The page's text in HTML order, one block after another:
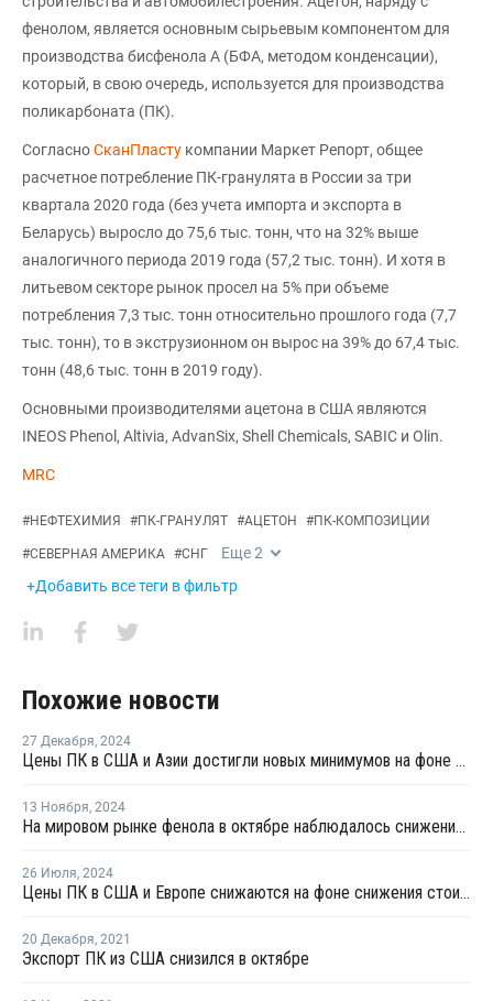
фенолом, является основным сырьевым компонентом для
производства бисфенола А (БФА, методом конденсации),
который, в свою очередь, используется для производства
поликарбоната (ПК).
СогласноСканПласту компании Маркет Репорт, общее
расчетное потребление ПК-гранулята в России за три
квартала 2020 года (без учета импорта и экспорта в
Беларусь) выросло до 75,6 тыс. тонн, что на 32% выше
аналогичного периода 2019 года (57,2 тыс. тонн). И хотя в
литьевом секторе рынок просел на 5% при объеме
потребления 7,3 тыс. тонн относительно прошлого года (7,7
тыс. тонн), то в экструзионном он вырос на 39% до 67,4 тыс.
тонн (48,6 тыс. тонн в 2019 году).
Основными производителями ацетона в США являются
INEOS Phenol, Altivia, AdvanSix, Shell Chemicals, SABIC и Olin.
MRC
#НЕФТЕХИМИЯ #ПК-ГРАНУЛЯТ #АЦЕТОН #ПК-КОМПОЗИЦИИ
#СЕВЕРНАЯ АМЕРИКА #СНГ Еще2
+Добавить все теги в фильтр
Похожие новости
27 Декабря, 2024
Цены ПК в США и Азии достигли новых минимумов на фоне слабого спроса и высоких запасов
13 Ноября, 2024
На мировом рынке фенола в октябре наблюдалось снижение цен
26 Июля, 2024
Цены ПК в США и Европе снижаются на фоне снижения стоимости сырья
20 Декабря, 2021
Экспорт ПК из США снизился в октябре